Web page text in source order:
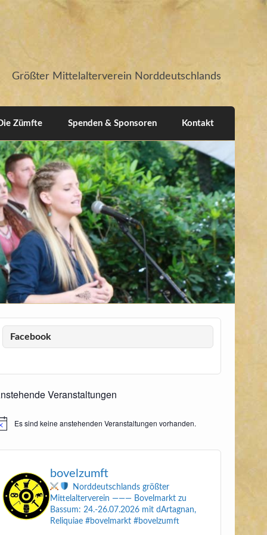
Größter Mittelalterverein Norddeutschlands
Zümfte Spenden & Sponsoren Kontakt
Facebook
Veranstaltungen
Es sind keine anstehenden Veranstaltungen vorhanden.
bovelzumft
Norddeutschlands größter
Mittelalterverein ———Bovelmarkt zu
Bassum: 24.-26.07.2026mit dArtagnan,
Reliquiae #bovelmarkt #bovelzumft